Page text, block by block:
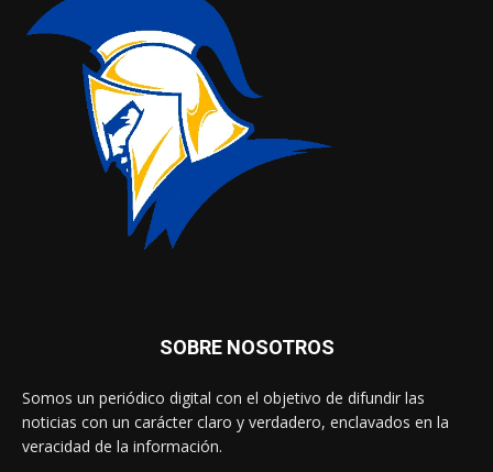
SOBRE NOSOTROS
Somos un periódico digital con el objetivo de difundir las
noticias con un carácter claro y verdadero, enclavados en la
veracidad de la información.